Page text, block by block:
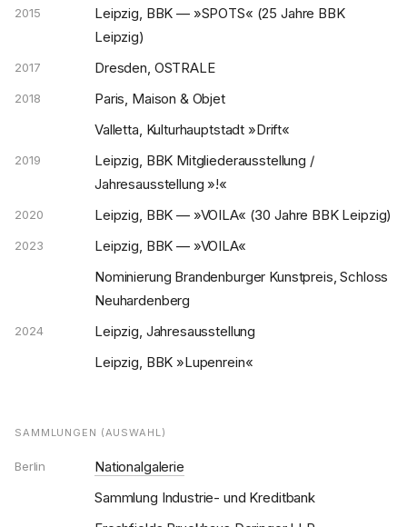
2015
Leipzig, BBK — »SPOTS« (25 Jahre BBK
Leipzig)
2017 Dresden, OSTRALE
2018
Paris, Maison & Objet
Valletta, Kulturhauptstadt »Drift«
2019
Leipzig, BBK Mitgliederausstellung /
Jahresausstellung »!«
2020 Leipzig, BBK — »VOILA« (30 Jahre BBK Leipzig)
2023
Leipzig, BBK — »VOILA«
Nominierung Brandenburger Kunstpreis, Schloss
Neuhardenberg
2024
Leipzig, Jahresausstellung
Leipzig, BBK »Lupenrein«
SAMMLUNGEN (AUSWAHL)
Berlin
Nationalgalerie
Sammlung Industrie- und Kreditbank